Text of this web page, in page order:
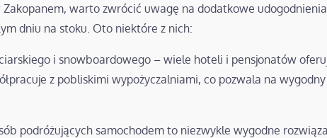
Zakopanem, warto zwrócić uwagę na dodatkowe
dniu na stoku. Oto niektóre z nich:
i snowboardowego – wiele hoteli i pensjonatów
z pobliskimi wypożyczalniami, co pozwala na
podróżujących samochodem to niezwykle wygodne